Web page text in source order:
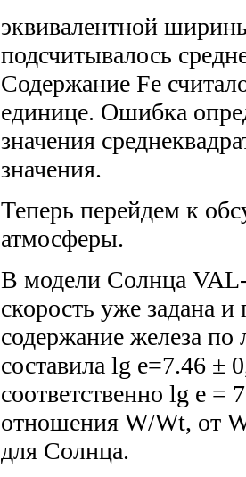
эквивалентной
подсчитывалось
Содержание Fe
единице. Ошибка
значения
значения.
Теперь перейдем к
атмосферы.
В модели Солнца VAL-
скорость уже задана
содержание железа
составила lg e=7.46 ±
соответственно lg e =
отношения W/Wt, от
для Солнца.